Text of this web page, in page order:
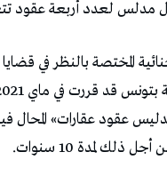
لعدد أربعة عقود
المختصة بالنظر في قضايا
عقود عقارات» المحال
لمدة 10 سنوات.